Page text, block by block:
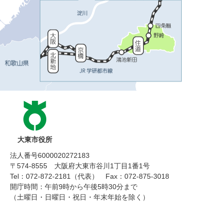
大東市役所
法人番号6000020272183
〒574-8555 大阪府大東市谷川1丁目1番1号
Tel：072-872-2181（代表）
Fax：072-875-3018
開庁時間：午前9時から午後5時30分まで
（土曜日・日曜日・祝日・年末年始を除く）